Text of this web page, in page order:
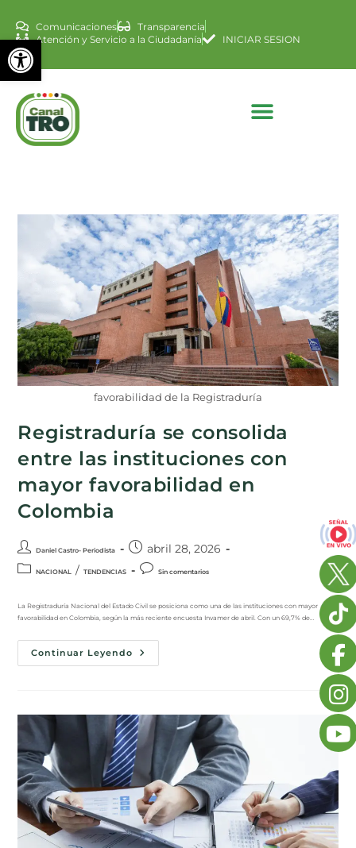
Abrir barra de
Comunicaciones
Transparencia
Atención y Servicio a la Ciudadanía
INICIAR SESION
favorabilidad de la Registraduría
Registraduría se consolida
entre las instituciones con
mayor favorabilidad en
Colombia
Daniel Castro- Periodista abril 28, 2026
NACIONAL / TENDENCIAS Sin comentarios
La Registraduría Nacional del Estado Civil se posiciona como una de las instituciones con mayor
favorabilidad en Colombia, según la más reciente encuesta Invamer de abril. Con un 69,7% de…
Continuar Leyendo